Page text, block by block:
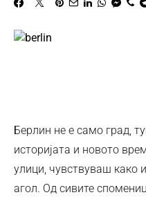
Берлин не е само град,
историјата и новото
улици, чувствуваш како
агол. Од сивите